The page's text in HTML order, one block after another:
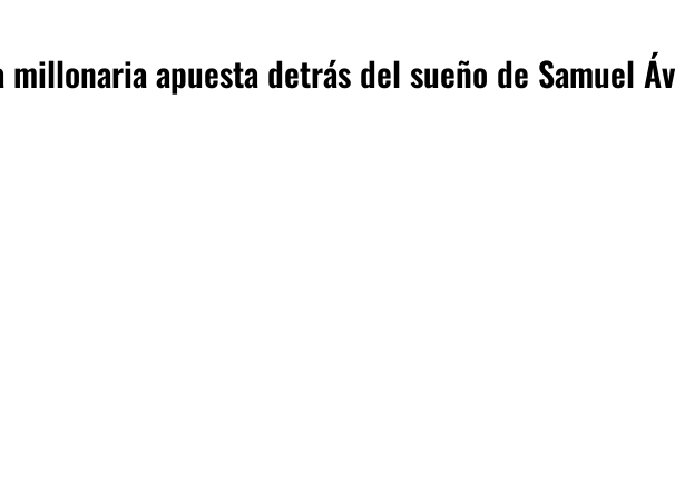
millonaria apuesta detrás del sueño de Samuel